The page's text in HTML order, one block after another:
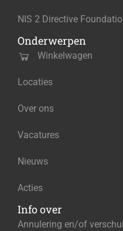
NIS 2 Directive
Onderwerpen
Winkelwagen
Locaties
Over ons
Vacatures
Nieuws
Acties
Info over
Annulering en/of